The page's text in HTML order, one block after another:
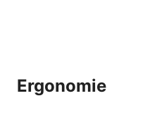
Ergonomie